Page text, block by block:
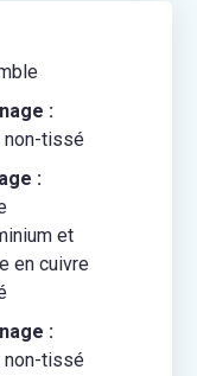
:
non-tissé
:
et
en cuivre
:
non-tissé